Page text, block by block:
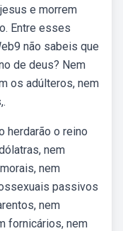
e morrem
Entre esses
não sabeis que
de deus? Nem
os adúlteros, nem
herdarão o reino
nem
nem
passivos
nem
fornicários, nem